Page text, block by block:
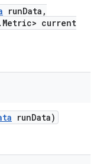
runData ,
. Metric> current
runData)